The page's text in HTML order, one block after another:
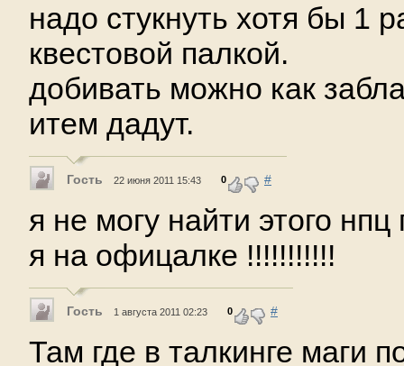
надо стукнуть хотя бы 1
квестовой палкой.
добивать можно как
итем дадут.
Гость 22 июня 2011 15:43 0 #
я не могу найти этого
я на офицалке !!!!!!!!!!!
Гость 1 августа 2011 02:23 0 #
Там где в талкинге маги